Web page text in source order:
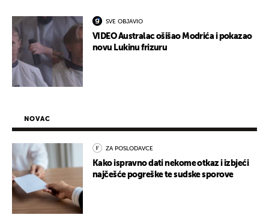
SVE OBJAVIO
VIDEO Australac ošišao Modrića i pokazao
novu Lukinu frizuru
NOVAC
ZA POSLODAVCE
Kako ispravno dati nekome otkaz i izbjeći
najčešće pogreške te sudske sporove